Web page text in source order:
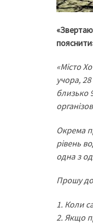
«Місто
учора,
близько
Окрема
рівень
одна з
Прошу
1. Коли
2. Якщо